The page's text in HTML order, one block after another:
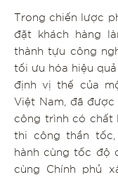
Trong chiến lược
đặt khách hàng
thành tựu công
tối ưu hóa hiệu
định vị thế của
Việt Nam, đã
công trình có chất
thi công thần
hành cùng tốc độ
cùng Chính phủ